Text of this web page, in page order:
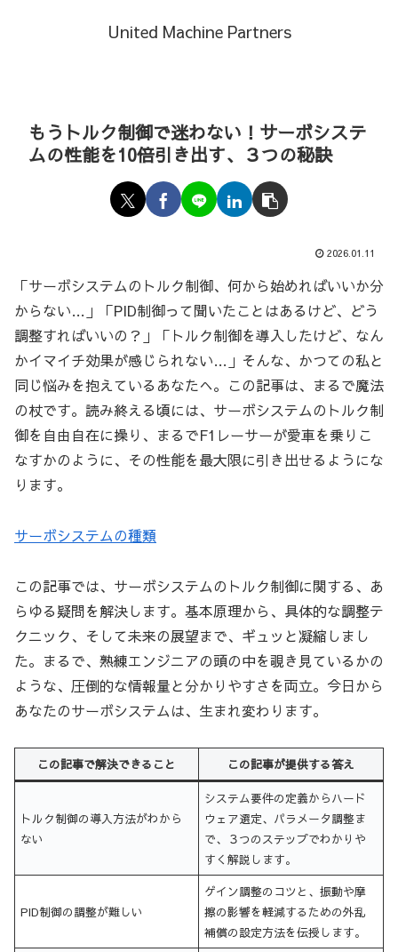
United Machine Partners
もうトルク制御で迷わない！サーボシステ
ムの性能を10倍引き出す、３つの秘訣
2026.01.11
「サーボシステムのトルク制御、何から始めればいいか分
からない…」「PID制御って聞いたことはあるけど、どう
調整すればいいの？」「トルク制御を導入したけど、なん
かイマイチ効果が感じられない…」そんな、かつての私と
同じ悩みを抱えているあなたへ。この記事は、まるで魔法
の杖です。読み終える頃には、サーボシステムのトルク制
御を自由自在に操り、まるでF1レーサーが愛車を乗りこ
なすかのように、その性能を最大限に引き出せるようにな
ります。
サーボシステムの種類
この記事では、サーボシステムのトルク制御に関する、あ
らゆる疑問を解決します。基本原理から、具体的な調整テ
クニック、そして未来の展望まで、ギュッと凝縮しまし
た。まるで、熟練エンジニアの頭の中を覗き見ているかの
ような、圧倒的な情報量と分かりやすさを両立。今日から
あなたのサーボシステムは、生まれ変わります。
この記事で解決できること この記事が提供する答え
トルク制御の導入方法がわから
ない
システム要件の定義からハード
ウェア選定、パラメータ調整ま
で、３つのステップでわかりや
すく解説します。
PID制御の調整が難しい
ゲイン調整のコツと、振動や摩
擦の影響を軽減するための外乱
補償の設定方法を伝授します。